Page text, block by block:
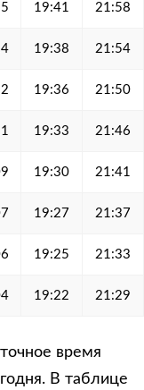
19:41 21:58
19:38 21:54
19:36 21:50
19:33 21:46
19:30 21:41
19:27 21:37
19:25 21:33
19:22 21:29
время
В таблице